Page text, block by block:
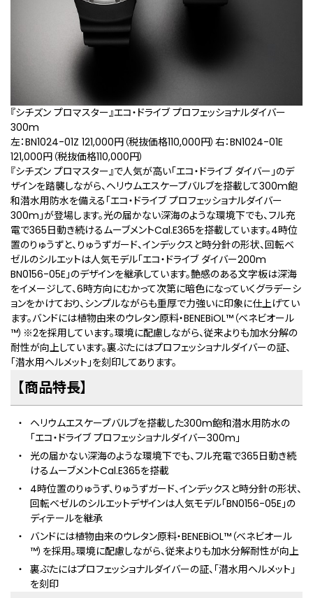
『シチズン プロマスター』エコ・ドライブ プロフェッショナルダイバー
300m
左：BN1024-01Z 121,000円（税抜価格110,000円）右：BN1024-01E
121,000円（税抜価格110,000円）
『シチズン プロマスター』で人気が高い「エコ・ドライブ ダイバー」のデ
ザインを踏襲しながら、ヘリウムエスケープバルブを搭載して300m飽
和潜水用防水を備える「エコ・ドライブ プロフェッショナルダイバー
300m」が登場します。光の届かない深海のような環境下でも、フル充
電で365日動き続けるムーブメントCal.E365を搭載しています。4時位
置のりゅうずと、りゅうずガード、インデックスと時分針の形状、回転ベ
ゼルのシルエットは人気モデル「エコ・ドライブ ダイバー200m
BN0156-05E」のデザインを継承しています。艶感のある文字板は深海
をイメージして、6時方向にむかって次第に暗色になっていくグラデーシ
ョンをかけており、シンプルながらも重厚で力強いに印象に仕上げてい
ます。バンドには植物由来のウレタン原料・BENEBiOL™（ベネビオール
™） ※2を採用しています。環境に配慮しながら、従来よりも加水分解の
耐性が向上しています。裏ぶたにはプロフェッショナルダイバーの証、
「潜水用ヘルメット」を刻印してあります。
【商品特長】
ヘリウムエスケープバルブを搭載した300m飽和潜水用防水の
「エコ・ドライブ プロフェッショナルダイバー300m」
光の届かない深海のような環境下でも、フル充電で365日動き続
けるムーブメントCal.E365を搭載
4時位置のりゅうず、りゅうずガード、インデックスと時分針の形状、
回転ベゼルのシルエットデザインは人気モデル「BN0156-05E」の
ディテールを継承
バンドには植物由来のウレタン原料・BENEBiOL™（ベネビオール
™）を採用。環境に配慮しながら、従来よりも加水分解耐性が向上
裏ぶたにはプロフェッショナルダイバーの証、「潜水用ヘルメット」
を刻印